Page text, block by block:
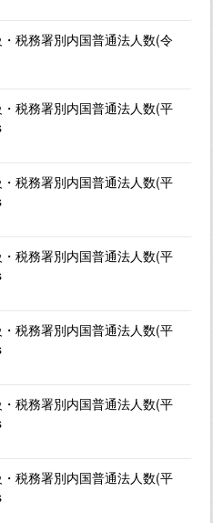
税務署別内国普通法人数(令
税務署別内国普通法人数(平
税務署別内国普通法人数(平
税務署別内国普通法人数(平
税務署別内国普通法人数(平
税務署別内国普通法人数(平
税務署別内国普通法人数(平